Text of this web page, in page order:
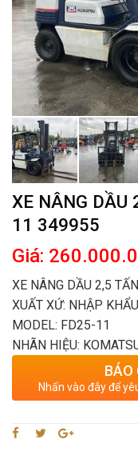
XE NÂNG DẦU
11 349955
Giá:
XE NÂNG DẦU 2,5
XUẤT XỨ: NHẬP
MODEL: FD25-11
NHÃN HIỆU:
BÁO
Nhấn vào đây để